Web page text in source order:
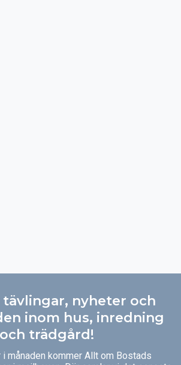
tävlingar, nyheter och
inom hus, inredning
och trädgård!
i månaden kommer Allt om Bostads